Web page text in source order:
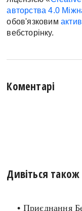
авторства 4.0
обов'язковим
вебсторінку.
Коментарі
Дивіться також
• Приєднання